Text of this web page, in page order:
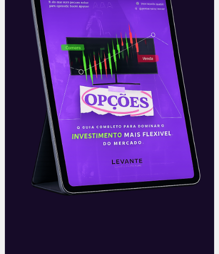
Semana cheia
Nem o feriado da última sexta-feira (9)
foi capaz de apaziguar os ânimos em
Brasília. O presidente Bolsonaro voltou a
endurecer o discurso contra outros
Leia mais
12/07/2021
E EU COM ISSO